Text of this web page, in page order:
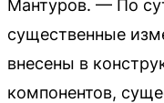
Мантуров. — По
существенные
внесены в
компонентов,